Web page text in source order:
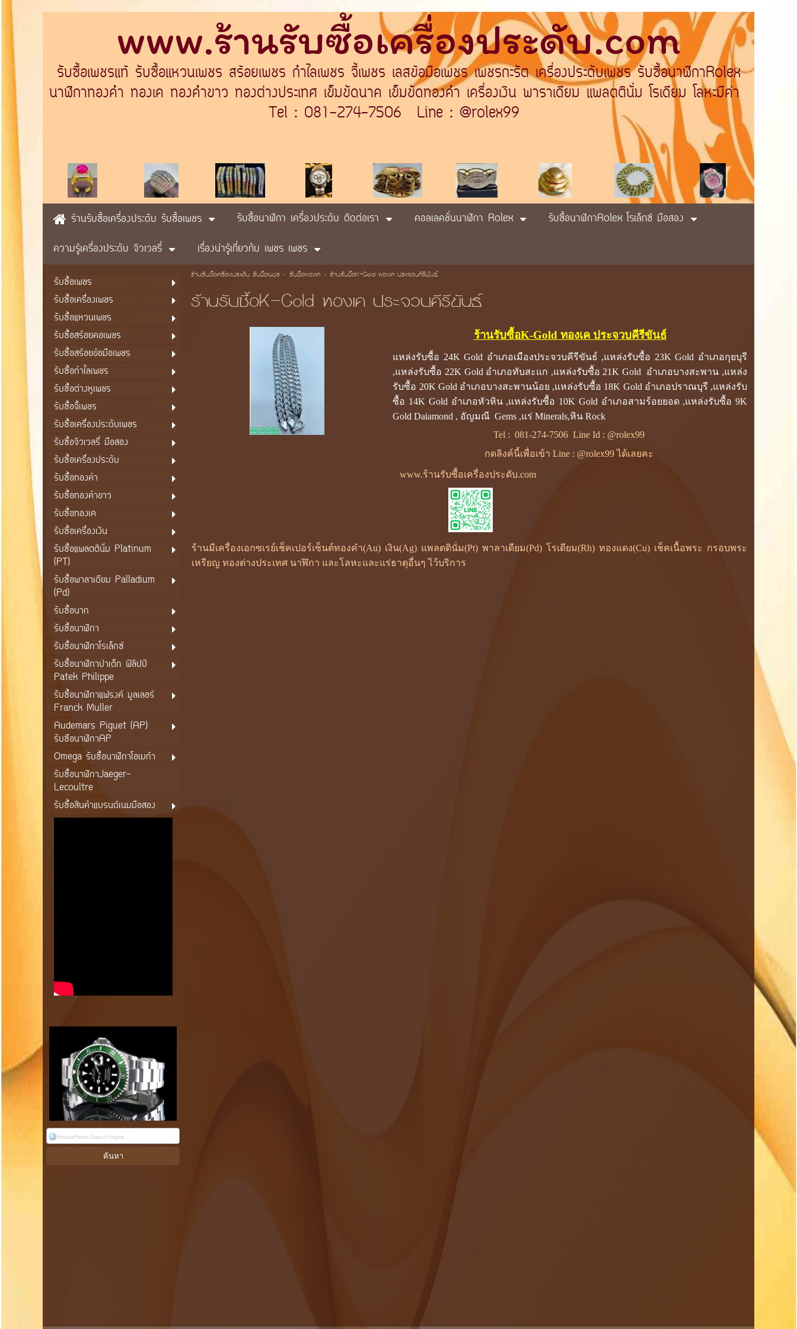
www.ร้านรับซื้อเครื่องประดับ.com
รับซื้อเพชรแท้ รับซื้อแหวนเพชร สร้อยเพชร กำไลเพชร จี้เพชร เลสข้อมือเพชร เพชรกะรัต เครื่องประดับเพชร รับซื้อนาฬิกาRolex
นาฬิกาทองคำ ทองเค ทองคำขาว ทองต่างประเทศ เข็มขัดนาค เข็มขัดทองคำ เครื่องเงิน พาราเดียม แพลตตินั่ม โรเดียม โลหะมีค่า
Tel : 081-274-7506 Line : @rolex99
ร้านรับซื้อเครื่องประดับ รับซื้อเพชร รับซื้อนาฬิกา เครื่องประดับ ติดต่อเรา คอลเลคชั่นนาฬิกา Rolex
รับซื้อนาฬิกาRolex โรเล็กซ์ มือสอง
ความรู้เครื่องประดับ จิวเวลรี่
เรื่องน่ารู้เกี่ยวกับ เพชร เพชร
รับซื้อเพชร
รับซื้อเครื่องเพชร
รับซื้อแหวนเพชร
รับซื้อสร้อยคอเพชร
รับซื้อสร้อยข้อมือเพชร
รับซื้อกำไลเพชร
รับซื้อต่างหูเพชร
รับซื้อจี้เพชร
รับซื้อเครื่องประดับเพชร
รับซื้อจิวเวลรี่ มือสอง
รับซื้อเครื่องประดับ
รับซื้อทองคำ
รับซื้อทองคำขาว
รับซื้อทองเค
รับซื้อเครื่องเงิน
รับซื้อแพลตตินั่ม Platinum
(PT)
รับซื้อพาลาเดียม Palladium
(Pd)
รับซื้อนาก
รับซื้อนาฬิกา
รับซื้อนาฬิกาโรเล็กซ์
รับซื้อนาฬิกาปาเต็ก ฟิลิปป์
Patek Philippe
รับซื้อนาฬิกาแฟรงค์ มูลเลอร์
Franck Muller
Audemars Piguet (AP)
รับซือนาฬิกาAP
Omega รับซื้อนาฬิกาโอเมก้า
รับซื้อนาฬิกาJaeger-
Lecoultre
รับซื้อสินค้าแบรนด์เนมมือสอง
ร้านรับซื้อเครื่องประดับ รับซื้อเพชร> รับซื้อทองเค> ร้านรับซื้อK-Gold ทองเค ประจวบคีรีขันธ์
ร้านรับซื้อK-Gold ทองเค ประจวบคีรีขันธ์
ร้านรับซื้อK-Gold ทองเค ประจวบคีรีขันธ์
แหล่งรับซื้อ 24K Gold อำเภอเมืองประจวบคีรีขันธ์ ,แหล่งรับซื้อ 23K Gold อำเภอกุยบุรี
,แหล่งรับซื้อ 22K Gold อำเภอทับสะแก ,แหล่งรับซื้อ 21K Gold อำเภอบางสะพาน ,แหล่ง
รับซื้อ 20K Gold อำเภอบางสะพานน้อย ,แหล่งรับซื้อ 18K Gold อำเภอปราณบุรี ,แหล่งรับ
ซื้อ 14K Gold อำเภอหัวหิน ,แหล่งรับซื้อ 10K Gold อำเภอสามร้อยยอด ,แหล่งรับซื้อ 9K
Gold Daiamond , อัญมณี Gems ,แร่ Minerals,หิน Rock
Tel : 081-274-7506Line Id : @rolex99
กดลิงค์นี้เพื่อเข้า Line : @rolex99 ได้เลยคะ
www.ร้านรับซื้อเครื่องประดับ.com
ร้านมีเครื่องเอกซเรย์เช็คเปอร์เซ็นต์ทองคำ(Au) เงิน(Ag) แพลตตินั่ม(Pt) พาลาเดียม(Pd) โรเดียม(Rh) ทองแดง(Cu) เช็คเนื้อพระ กรอบพระ
เหรียญ ทองต่างประเทศ นาฬิกา และโลหะและแร่ธาตุอื่นๆ ไว้บริการ